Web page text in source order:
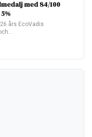
med 84/100
års EcoVadis